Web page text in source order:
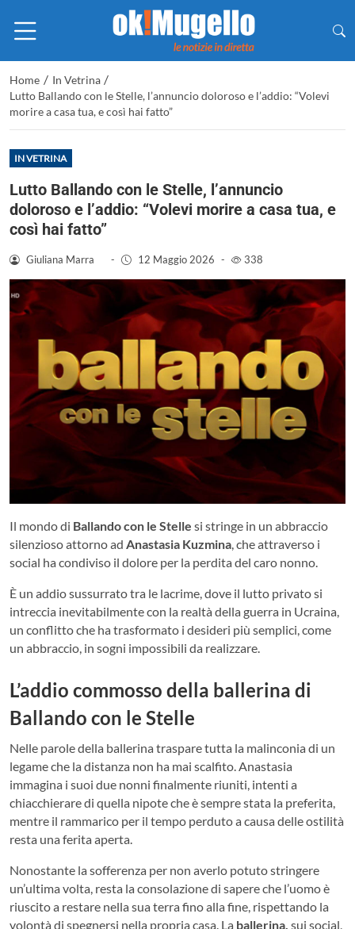
Home / In Vetrina /
Lutto Ballando con le Stelle, l’annuncio doloroso e l’addio: “Volevi
morire a casa tua, e così hai fatto”
IN VETRINA
Lutto Ballando con le Stelle, l’annuncio
doloroso e l’addio: “Volevi morire a casa tua, e
così hai fatto”
Giuliana Marra - 12 Maggio 2026 - 338
Il mondo di Ballando con le Stelle si stringe in un abbraccio
silenzioso attorno ad Anastasia Kuzmina , che attraverso i
social ha condiviso il dolore per la perdita del caro nonno.
È un addio sussurrato tra le lacrime, dove il lutto privato si
intreccia inevitabilmente con la realtà della guerra in Ucraina,
un conflitto che ha trasformato i desideri più semplici, come
un abbraccio, in sogni impossibili da realizzare.
L’addio commosso della ballerina di
Ballando con le Stelle
Nelle parole della ballerina traspare tutta la malinconia di un
legame che la distanza non ha mai scalfito. Anastasia
immagina i suoi due nonni finalmente riuniti, intenti a
chiacchierare di quella nipote che è sempre stata la preferita,
mentre il rammarico per il tempo perduto a causa delle ostilità
resta una ferita aperta.
Nonostante la sofferenza per non averlo potuto stringere
un’ultima volta, resta la consolazione di sapere che l’uomo è
riuscito a restare nella sua terra fino alla fine, rispettando la
volontà di spegnersi nella propria casa. La ballerina, sui social,